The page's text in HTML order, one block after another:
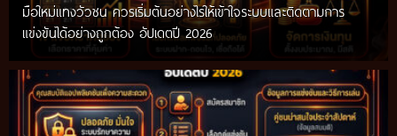
มือใหม่แทงวัวชน ควรเริ่มต้นอย่างไรให้เข้าใจระบบและติดตามการ
แข่งขันได้อย่างถูกต้อง อัปเดตปี 2026